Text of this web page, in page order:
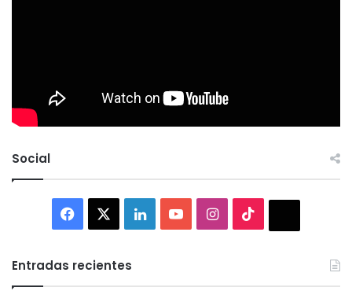
Social
Facebook LinkedInYouTubeInstagram
Entradas recientes